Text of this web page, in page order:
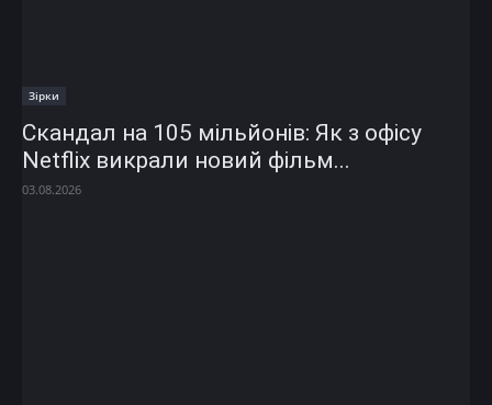
Зірки
Скандал на 105 мільйонів: Як з офісу
Netflix викрали новий фільм...
03.08.2026